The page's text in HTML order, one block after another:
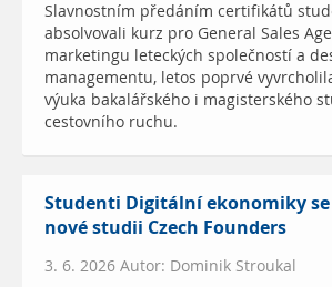
Slavnostním předáním certifikátů
absolvovali kurz pro General Sales
marketingu leteckých společností a
managementu, letos poprvé
výuka bakalářského i magisterského
cestovního ruchu.
Studenti Digitální ekonomiky
nové studii Czech Founders
3. 6. 2026 Autor: Dominik Stroukal